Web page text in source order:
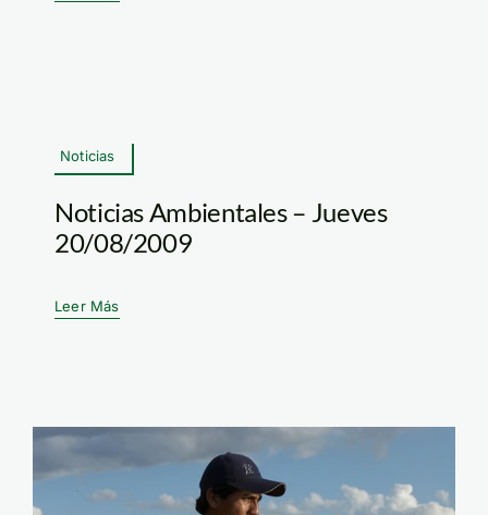
Noticias
Noticias Ambientales – Jueves
20/08/2009
Leer Más